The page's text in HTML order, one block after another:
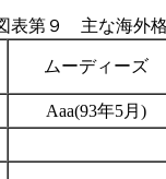
表第９ 主な海外
ムーディーズ
Aaa(93年5月)